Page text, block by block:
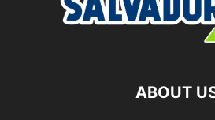
ABOUT